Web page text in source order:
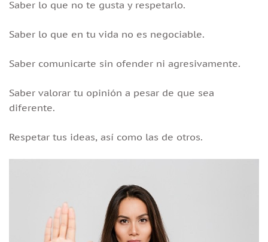
Saber lo que no te gusta y respetarlo.
Saber lo que en tu vida no es negociable.
Saber comunicarte sin ofender ni agresivamente.
Saber valorar tu opinión a pesar de que sea
diferente.
Respetar tus ideas, así como las de otros.